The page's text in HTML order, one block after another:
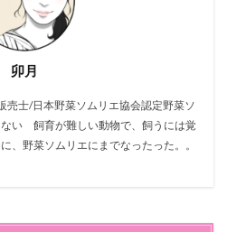
卯月
売士/日本野菜ソムリエ協会認定野菜ソ
い 飼育が難しい動物で、飼うには覚
、野菜ソムリエにまでなったった。。